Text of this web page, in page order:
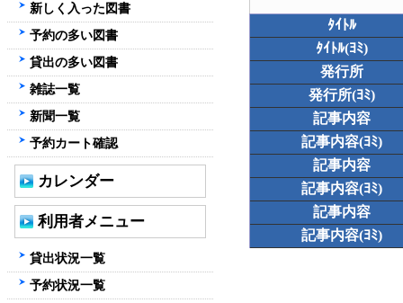
ﾀｲﾄﾙ
ﾀｲﾄﾙ(ﾖﾐ)
発行所
発行所(ﾖﾐ)
記事内容
記事内容(ﾖﾐ)
記事内容
記事内容(ﾖﾐ)
記事内容
記事内容(ﾖﾐ)
新しく入った図書
予約の多い図書
貸出の多い図書
雑誌一覧
新聞一覧
予約カート確認
カレンダー
利用者メニュー
貸出状況一覧
予約状況一覧